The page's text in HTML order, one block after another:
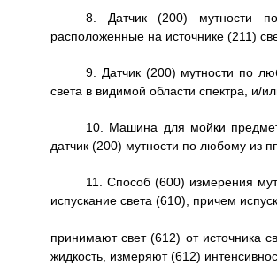
8. Датчик (200) мутности
расположенные на источнике (211)
9. Датчик (200) мутности по
света в видимой области спектра, и/
10. Машина для мойки
датчик (200) мутности по любому из
11. Способ (600) измерения
испускание света (610), причем
принимают свет (612) от источника
жидкость, измеряют (612)